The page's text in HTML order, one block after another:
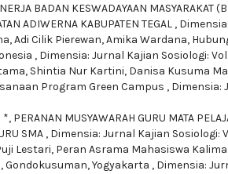
BADAN KESWADAYAAN MASYARAKAT
ADIWERNA KABUPATEN TEGAL ,
Adi Cilik Pierewan, Amika Wardana,
, Dimensia: Jurnal Kajian Sosiologi:
Shintia Nur Kartini, Danisa Kusuma
Program Green Campus , Dimensia:
*, PERANAN MUSYAWARAH GURU MATA
SMA , Dimensia: Jurnal Kajian Sosiologi:
Lestari, Peran Asrama Mahasiswa
Gondokusuman, Yogyakarta , Dimensia: